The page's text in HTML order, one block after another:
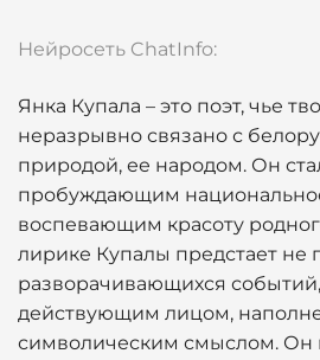
Нейросеть ChatInfo:
Янка Купала – это поэт, чье
неразрывно связано с
природой, ее народом. Он
пробуждающим
воспевающим красоту
лирике Купалы предстает не
разворачивающихся
действующим лицом,
символическим смыслом. Он